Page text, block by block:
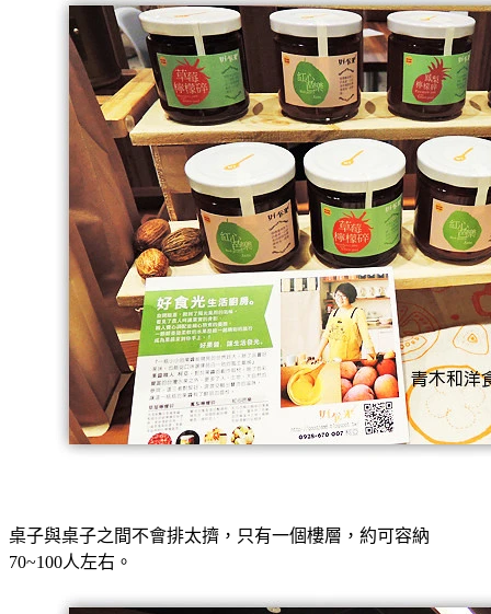
桌子與桌子之間不會排太擠，只有一個樓層，約可容納
70~100人左右。